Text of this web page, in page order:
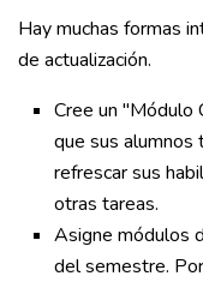
Hay muchas formas
de actualización.
Cree un "Módulo
que sus alumnos
refrescar sus
otras tareas.
Asigne módulos
del semestre.